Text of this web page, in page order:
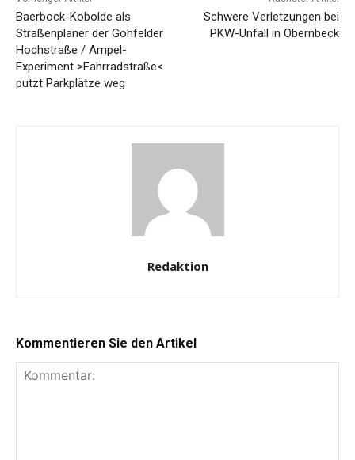
Baerbock-Kobolde als
Straßenplaner der Gohfelder
Hochstraße / Ampel-
Experiment >Fahrradstraße<
putzt Parkplätze weg
Schwere Verletzungen bei
PKW-Unfall in Obernbeck
Redaktion
Kommentieren Sie den Artikel